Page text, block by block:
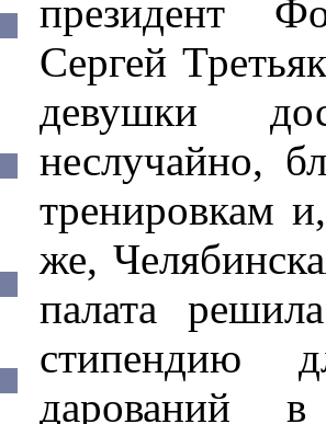
президент
Сергей
девушки
неслучайно,
тренировкам
же,
палата
стипендию
дарований в